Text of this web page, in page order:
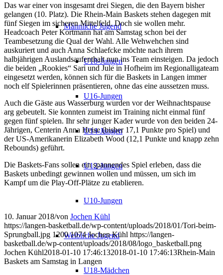
Männliche Jugend
U18-Jungen
U16-Jungen
U14-Jungen
U12-Jungen
U10-Jungen
Weibliche Jugend
U18-Mädchen
Das war einer von insgesamt drei Siegen, die den Bayern bisher
gelangen (10. Platz). Die Rhein-Main Baskets stehen dagegen mit
fünf Siegen im sicheren Mittelfeld. Doch sie wollen mehr.
Headcoach Peter Kortmann hat am Samstag schon bei der
Teambesetzung die Qual der Wahl. Alle Wehwehchen sind
auskuriert und auch Anna Schlaefcke möchte nach ihrem
halbjährigen Auslandsaufenthalt nun ins Team einsteigen. Da jedoch
die beiden „Rookies“ Sari und Jule in Hofheim im Regionalligateam
eingesetzt werden, können sich für die Baskets in Langen immer
noch elf Spielerinnen präsentieren, ohne das eine aussetzen muss.
Auch die Gäste aus Wasserburg wurden vor der Weihnachtspause
arg gebeutelt. Sie konnten zumeist im Training nicht einmal fünf
gegen fünf spielen. Ihr sehr junger Kader wurde von den beiden 24-
Jährigen, Centerin Anna Heise (bisher 17,1 Punkte pro Spiel) und
der US-Amerikanerin Elizabeth Wood (12,1 Punkte und knapp zehn
Rebounds) geführt.
Die Baskets-Fans sollen ein spannendes Spiel erleben, dass die
Baskets unbedingt gewinnen wollen und müssen, um sich im
Kampf um die Play-Off-Plätze zu etablieren.
10. Januar 2018/von Jochen Kühl
https://langen-basketball.de/wp-content/uploads/2018/01/Tori-beim-
Sprungball.jpg 1200 1074 Jochen Kühl https://langen-
basketball.de/wp-content/uploads/2018/08/logo_basketball.png
Jochen Kühl2018-01-10 17:46:132018-01-10 17:46:13Rhein-Main
Baskets am Samstag in Langen